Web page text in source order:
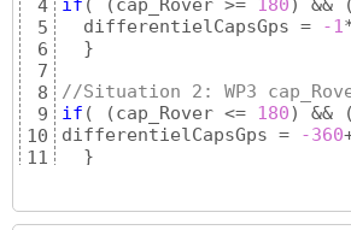
4
5
6
7
8
9
10
11
if ( (cap_Rover >= 180) && (
  differentielCapsGps =
-1
}
//Situation 2: WP3
if ( (cap_Rover <= 180) && (
differentielCapsGps =
-360
}